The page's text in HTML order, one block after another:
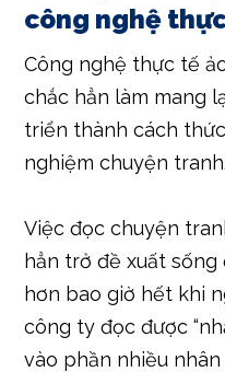
công nghệ
Công nghệ thực tế
chắc hẳn làm mang
triển thành cách
nghiệm chuyện tranh.
Việc đọc chuyện
hẳn trở đề xuất sống
hơn bao giờ hết khi
công ty đọc được
vào phần nhiều